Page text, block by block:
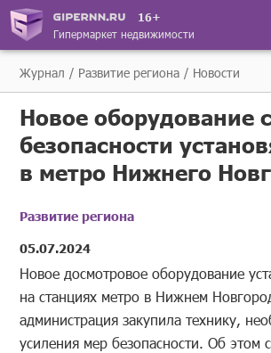
16+
Гипермаркет недвижимости
Журнал Развитие региона Новости
Новое оборудование
безопасности
в метро Нижнего
Развитие региона
05.07.2024
Новое досмотровое оборудование
на станциях метро в Нижнем
администрация закупила технику,
усиления мер безопасности. Об этом